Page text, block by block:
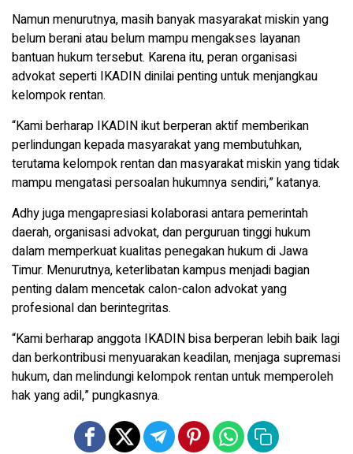
Namun menurutnya, masih banyak masyarakat miskin yang
belum berani atau belum mampu mengakses layanan
bantuan hukum tersebut. Karena itu, peran organisasi
advokat seperti IKADIN dinilai penting untuk menjangkau
kelompok rentan.
“Kami berharap IKADIN ikut berperan aktif memberikan
perlindungan kepada masyarakat yang membutuhkan,
terutama kelompok rentan dan masyarakat miskin yang tidak
mampu mengatasi persoalan hukumnya sendiri,” katanya.
Adhy juga mengapresiasi kolaborasi antara pemerintah
daerah, organisasi advokat, dan perguruan tinggi hukum
dalam memperkuat kualitas penegakan hukum di Jawa
Timur. Menurutnya, keterlibatan kampus menjadi bagian
penting dalam mencetak calon-calon advokat yang
profesional dan berintegritas.
“Kami berharap anggota IKADIN bisa berperan lebih baik lagi
dan berkontribusi menyuarakan keadilan, menjaga supremasi
hukum, dan melindungi kelompok rentan untuk memperoleh
hak yang adil,” pungkasnya.